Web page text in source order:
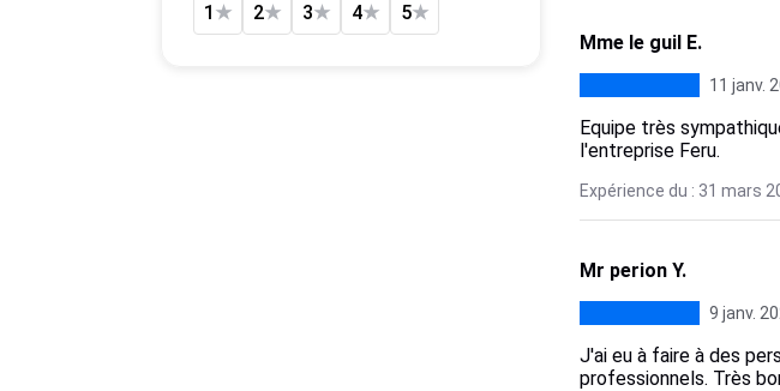
1 ★ 2★ 3★ 4★ 5★
Mme le guil E.
11 janv.
Equipe très
l'entreprise Feru.
Expérience du : 31 mars
Mr perion Y.
9 janv.
J'ai eu à faire à des
professionnels. Très